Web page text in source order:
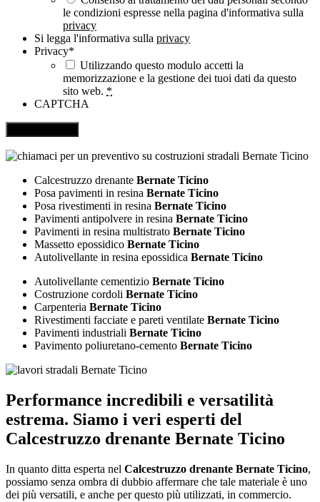
le condizioni espresse nella pagina d'informativa sulla
privacy
Si legga l'informativa sulla privacy
Privacy*
Utilizzando questo modulo accetti la
memorizzazione e la gestione dei tuoi dati da questo
sito web. *
CAPTCHA
Calcestruzzo drenante Bernate Ticino
Posa pavimenti in resina Bernate Ticino
Posa rivestimenti in resina Bernate Ticino
Pavimenti antipolvere in resina Bernate Ticino
Pavimenti in resina multistrato Bernate Ticino
Massetto epossidico Bernate Ticino
Autolivellante in resina epossidica Bernate Ticino
Autolivellante cementizio Bernate Ticino
Costruzione cordoli Bernate Ticino
Carpenteria Bernate Ticino
Rivestimenti facciate e pareti ventilate Bernate Ticino
Pavimenti industriali Bernate Ticino
Pavimento poliuretano-cemento Bernate Ticino
Performance incredibili e versatilità
estrema. Siamo i veri esperti del
Calcestruzzo drenante Bernate Ticino
In quanto ditta esperta nel Calcestruzzo drenante Bernate Ticino,
possiamo senza ombra di dubbio affermare che tale materiale è uno
dei più versatili, e anche per questo più utilizzati, in commercio.